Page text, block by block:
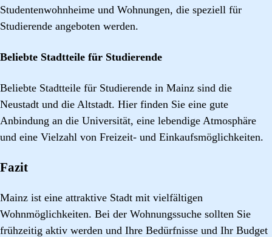
Studentenwohnheime und Wohnungen, die speziell für
Studierende angeboten werden.
Beliebte Stadtteile für Studierende
Beliebte Stadtteile für Studierende in Mainz sind die
Neustadt und die Altstadt. Hier finden Sie eine gute
Anbindung an die Universität, eine lebendige Atmosphäre
und eine Vielzahl von Freizeit- und Einkaufsmöglichkeiten.
Fazit
Mainz ist eine attraktive Stadt mit vielfältigen
Wohnmöglichkeiten. Bei der Wohnungssuche sollten Sie
frühzeitig aktiv werden und Ihre Bedürfnisse und Ihr Budget